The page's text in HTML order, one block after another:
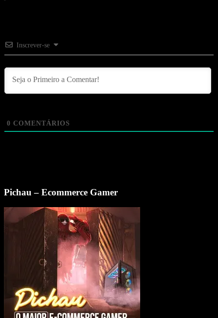
Inscrever-se
0 COMENTÁRIOS
Pichau – Ecommerce Gamer